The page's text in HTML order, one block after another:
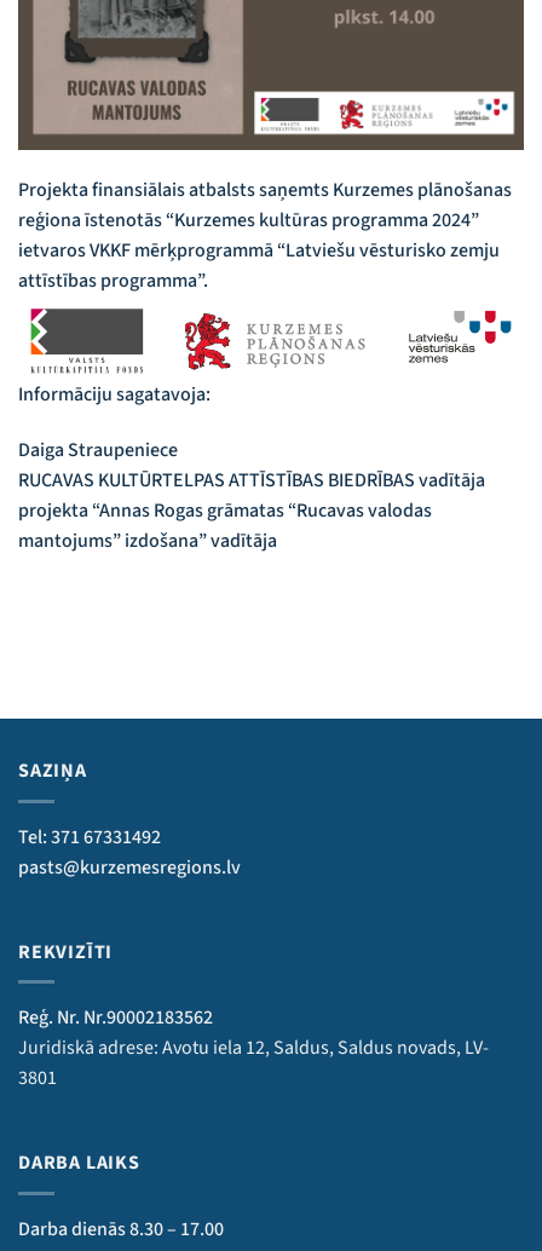
Projekta finansiālais atbalsts saņemts Kurzemes plānošanas
reģiona īstenotās “Kurzemes kultūras programma 2024”
ietvaros VKKF mērķprogrammā “Latviešu vēsturisko zemju
attīstības programma”.
Informāciju sagatavoja:
Daiga Straupeniece
RUCAVAS KULTŪRTELPAS ATTĪSTĪBAS BIEDRĪBAS vadītāja
projekta “Annas Rogas grāmatas “Rucavas valodas
mantojums” izdošana” vadītāja
SAZIŅA
Tel: 371 67331492
pasts@kurzemesregions.lv
REKVIZĪTI
Reģ. Nr. Nr.90002183562
Juridiskā adrese: Avotu iela 12, Saldus, Saldus novads, LV-
3801
DARBA LAIKS
Darba dienās 8.30 – 17.00